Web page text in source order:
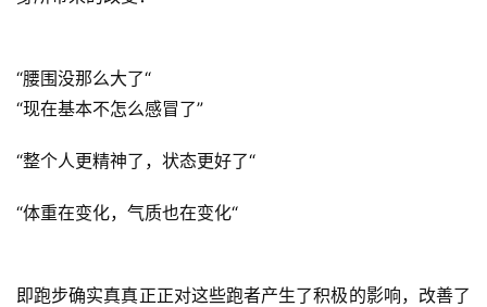
“腰围没那么大了“
“现在基本不怎么感冒了”
“整个人更精神了，状态更好了“
“体重在变化，气质也在变化“
即跑步确实真真正正对这些跑者产生了积极的影响，改善了